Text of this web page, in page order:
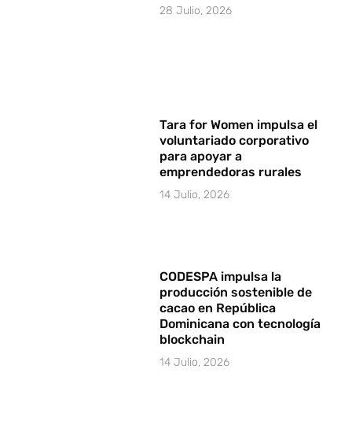
28 Julio, 2026
Tara for Women impulsa el
voluntariado corporativo
para apoyar a
emprendedoras rurales
14 Julio, 2026
CODESPA impulsa la
producción sostenible de
cacao en República
Dominicana con tecnología
blockchain
14 Julio, 2026